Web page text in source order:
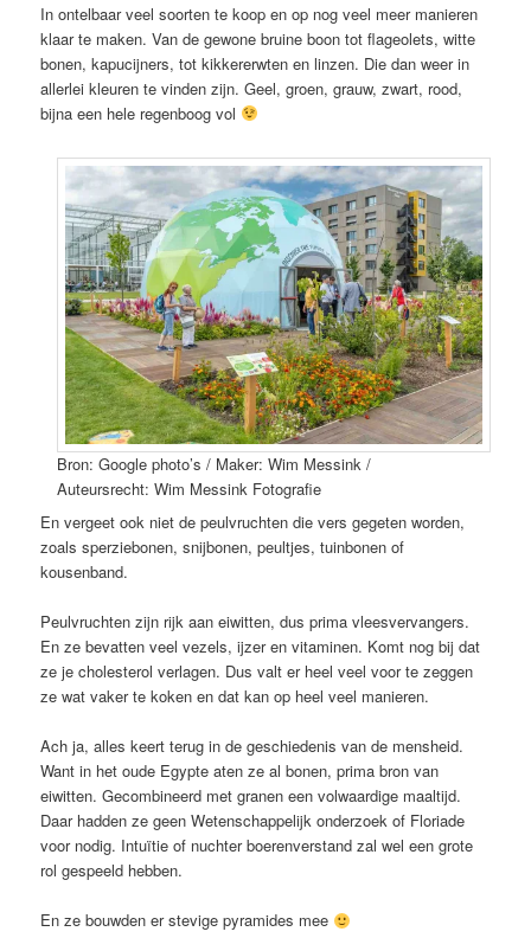
In ontelbaar veel soorten te koop en op nog veel meer manieren
klaar te maken. Van de gewone bruine boon tot flageolets, witte
bonen, kapucijners, tot kikkererwten en linzen. Die dan weer in
allerlei kleuren te vinden zijn. Geel, groen, grauw, zwart, rood,
bijna een hele regenboog vol
Bron: Google photo’s / Maker: Wim Messink /
Auteursrecht: Wim Messink Fotografie
En vergeet ook niet de peulvruchten die vers gegeten worden,
zoals sperziebonen, snijbonen, peultjes, tuinbonen of
kousenband.
Peulvruchten zijn rijk aan eiwitten, dus prima vleesvervangers.
En ze bevatten veel vezels, ijzer en vitaminen. Komt nog bij dat
ze je cholesterol verlagen. Dus valt er heel veel voor te zeggen
ze wat vaker te koken en dat kan op heel veel manieren.
Ach ja, alles keert terug in de geschiedenis van de mensheid.
Want in het oude Egypte aten ze al bonen, prima bron van
eiwitten. Gecombineerd met granen een volwaardige maaltijd.
Daar hadden ze geen Wetenschappelijk onderzoek of Floriade
voor nodig. Intuïtie of nuchter boerenverstand zal wel een grote
rol gespeeld hebben.
En ze bouwden er stevige pyramides mee